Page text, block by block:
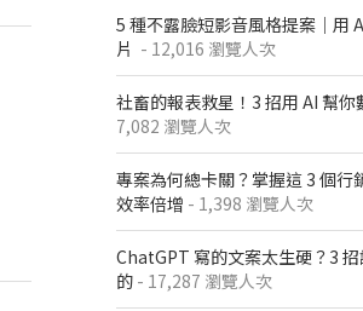
5 種不露臉短影音風格提案｜用
片 - 12,016 瀏覽人次
社畜的報表救星！3 招用 AI 幫
7,082 瀏覽人次
專案為何總卡關？掌握這 3 個行
效率倍增 - 1,398 瀏覽人次
ChatGPT 寫的文案太生硬？3
的 - 17,287 瀏覽人次